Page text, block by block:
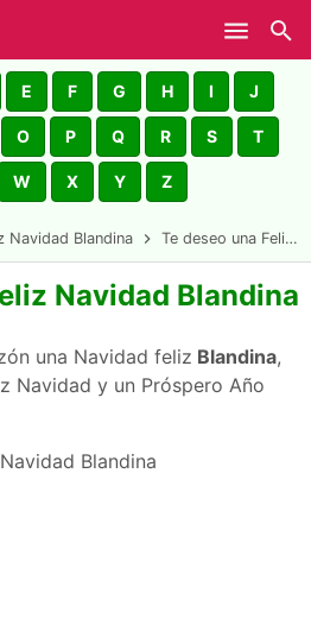
main content
E F G H I J
O P Q R S T
W X Y Z
Navidad Blandina Te deseo una Feliz Navidad Blandina
Navidad Blandina
una Navidad feliz Blandina,
Navidad y un Próspero Año